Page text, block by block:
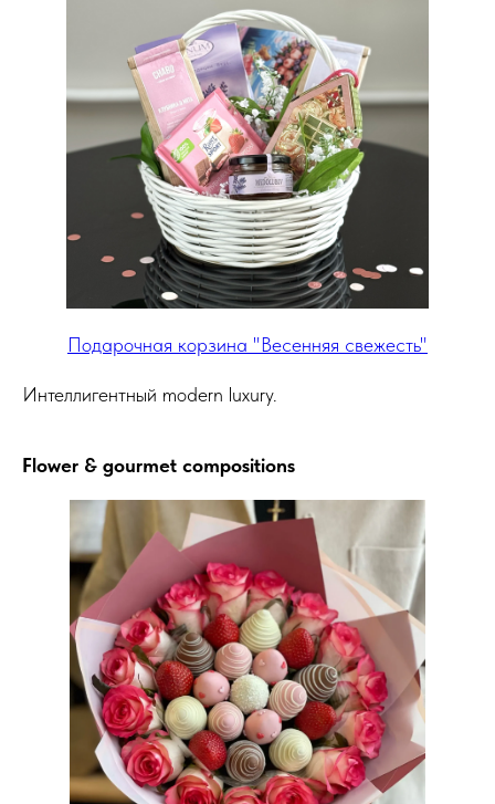
Подарочная корзина "Весенняя свежесть"
Интеллигентный modern luxury.
Flower & gourmet compositions